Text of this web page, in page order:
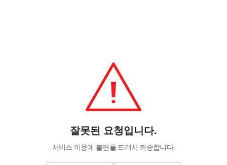
잘못된 요청입니다.
서비스 이용에 불편을 드려서 죄송합니다.